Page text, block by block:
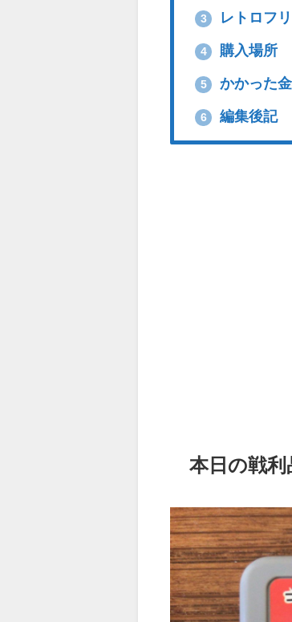
3 レトロフ
4 購入場所
5 かかった
6 編集後記
本日の戦利